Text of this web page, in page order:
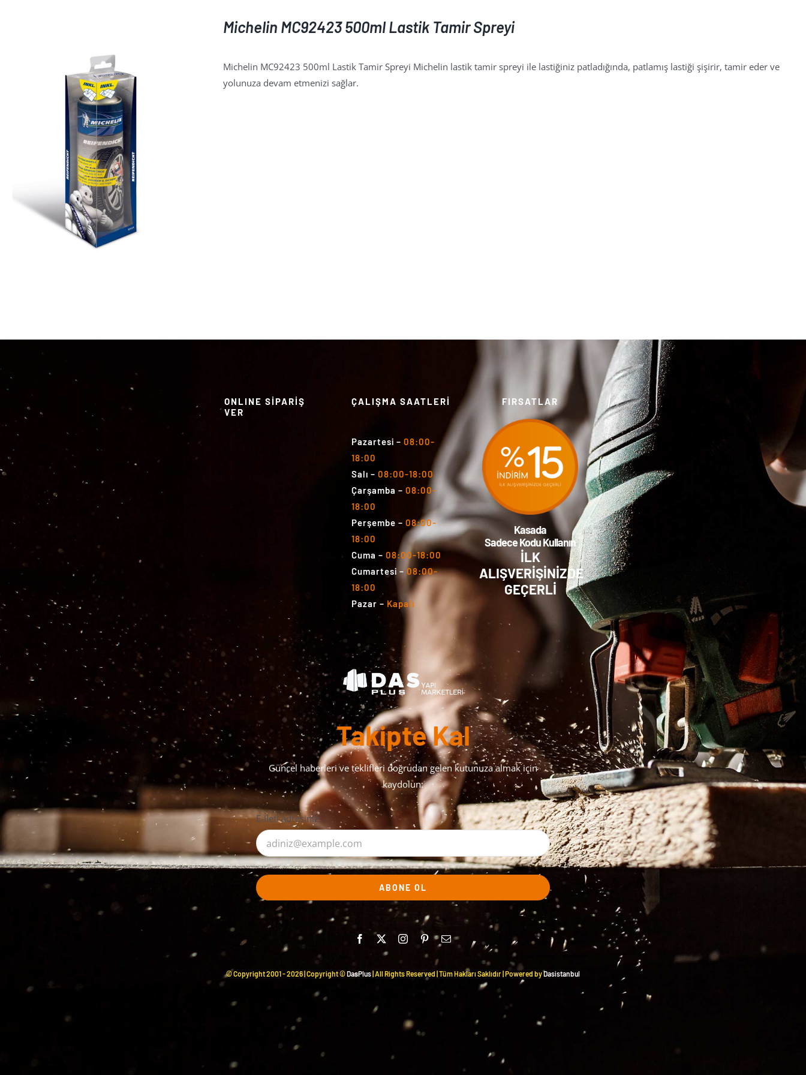
AYRINTILAR
Michelin MC92423 500ml Lastik Tamir Spreyi
Michelin MC92423 500ml Lastik Tamir Spreyi Michelin lastik tamir spreyi ile lastiğiniz patladığında, patlamış lastiği şişirir, tamir eder ve
yolunuza devam etmenizi sağlar.
ONLINE SİPARİŞ
VER
ÇALIŞMA SAATLERİ
Pazartesi –08:00-
18:00
Salı –08:00-18:00
Çarşamba –08:00-
18:00
Perşembe –08:00-
18:00
Cuma –08:00-18:00
Cumartesi –08:00-
18:00
Pazar – Kapalı
FIRSATLAR
Kasada
Sadece Kodu Kullanın
İLK
ALIŞVERİŞİNİZDE
GEÇERLİ
Takipte Kal
Güncel haberleri ve teklifleri doğrudan gelen kutunuza almak için
kaydolun:
E-İleti adresiniz
ABONE OL
© Copyright 2001 -2026 | Copyright ©DasPlus | All Rights Reserved | Tüm Hakları Saklıdır | Powered byDasistanbul